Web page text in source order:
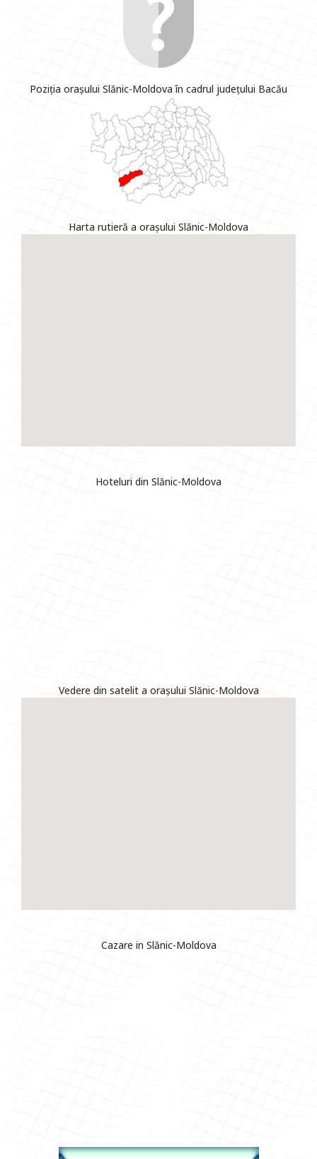
Poziția orașului Slănic-Moldova în cadrul județului Bacău
Harta rutieră a orașului Slănic-Moldova
Hoteluri din Slănic-Moldova
Vedere din satelit a orașului Slănic-Moldova
Cazare in Slănic-Moldova